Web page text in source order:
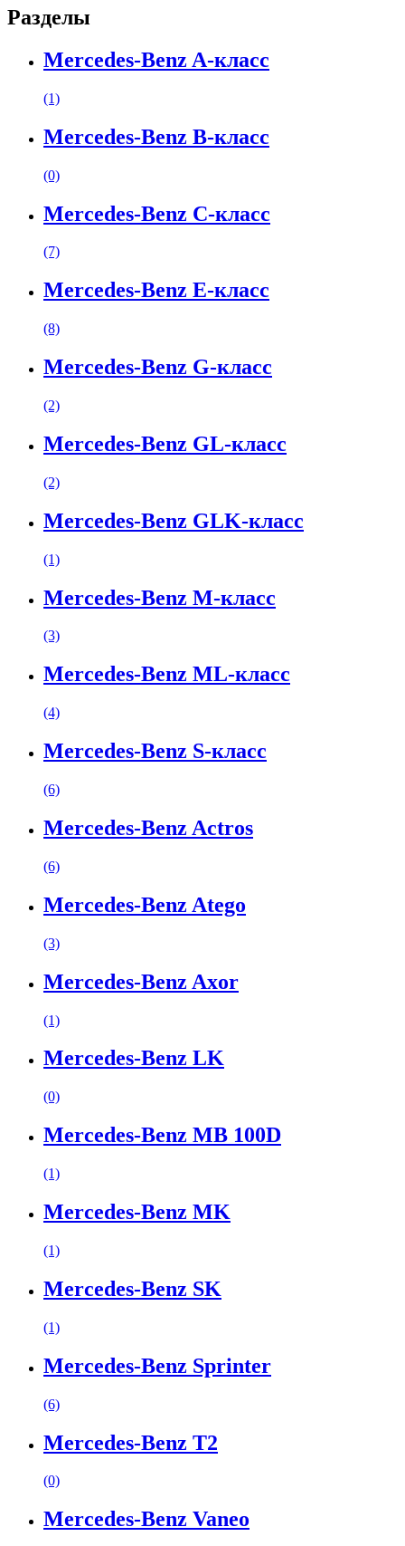
Разделы
Mercedes-Benz A-класс
(1)
Mercedes-Benz B-класс
(0)
Mercedes-Benz C-класс
(7)
Mercedes-Benz E-класс
(8)
Mercedes-Benz G-класс
(2)
Mercedes-Benz GL-класс
(2)
Mercedes-Benz GLK-класс
(1)
Mercedes-Benz M-класс
(3)
Mercedes-Benz ML-класс
(4)
Mercedes-Benz S-класс
(6)
Mercedes-Benz Actros
(6)
Mercedes-Benz Atego
(3)
Mercedes-Benz Axor
(1)
Mercedes-Benz LK
(0)
Mercedes-Benz MB 100D
(1)
Mercedes-Benz MK
(1)
Mercedes-Benz SK
(1)
Mercedes-Benz Sprinter
(6)
Mercedes-Benz T2
(0)
Mercedes-Benz Vaneo